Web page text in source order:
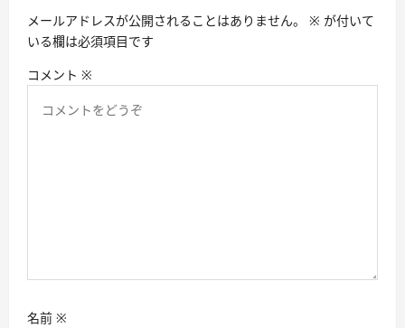
メールアドレスが公開されることはありません。 ※ が付いて
いる欄は必須項目です
コメント ※
名前 ※